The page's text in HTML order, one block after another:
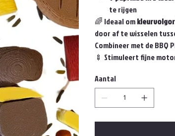
te rijgen
🌈 Ideaal om
door af te wisselen
Combineer met de
🍢 Stimuleert fijne
Aantal